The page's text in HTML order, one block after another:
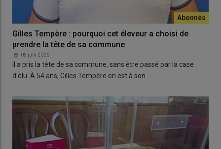
Gilles Tempère : pourquoi cet éleveur a choisi de
prendre la tête de sa commune
05 juin 2026
Il a pris la tête de sa commune, sans être passé par la case
d'élu. À 54 ans, Gilles Tempère en est à son…